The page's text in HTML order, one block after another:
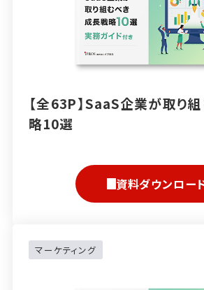
【全63P】SaaS企業が取り
略10選
資料ダウンロー
マーケティング